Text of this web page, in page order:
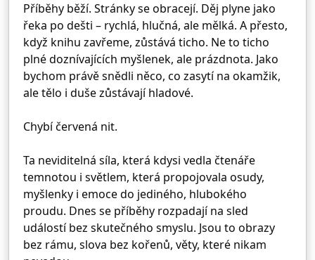
Příběhy běží. Stránky se obracejí. Děj plyne jako
řeka po dešti – rychlá, hlučná, ale mělká. A přesto,
když knihu zavřeme, zůstává ticho. Ne to ticho
plné doznívajících myšlenek, ale prázdnota. Jako
bychom právě snědli něco, co zasytí na okamžik,
ale tělo i duše zůstávají hladové.
Chybí červená nit.
Ta neviditelná síla, která kdysi vedla čtenáře
temnotou i světlem, která propojovala osudy,
myšlenky i emoce do jediného, hlubokého
proudu. Dnes se příběhy rozpadají na sled
událostí bez skutečného smyslu. Jsou to obrazy
bez rámu, slova bez kořenů, věty, které nikam